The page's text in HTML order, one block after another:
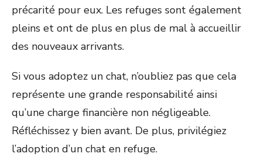
précarité pour eux. Les refuges sont également
pleins et ont de plus en plus de mal à accueillir
des nouveaux arrivants.
Si vous adoptez un chat, n’oubliez pas que cela
représente une grande responsabilité ainsi
qu’une charge financière non négligeable.
Réfléchissez y bien avant. De plus, privilégiez
l’adoption d’un chat en refuge.